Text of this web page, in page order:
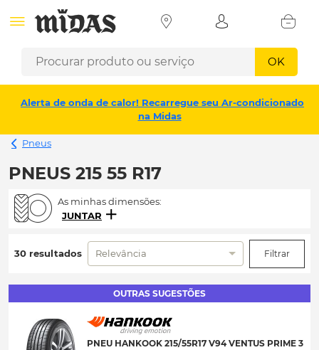
OK
Alerta de onda de calor! Recarregue seu Ar-condicionado
na Midas
Pneus
PNEUS 215 55 R17
As minhas dimensões:
JUNTAR
30 resultados Relevância Filtrar
OUTRAS SUGESTÕES
PNEU HANKOOK 215/55R17 V94 VENTUS PRIME 3